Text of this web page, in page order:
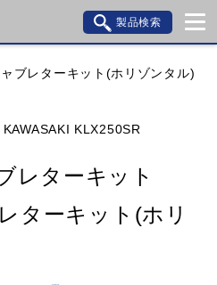
製品検索
ブレターキット(ホリゾンタル)
KAWASAKI KLX250SR
レターキット
ターキット(ホリ